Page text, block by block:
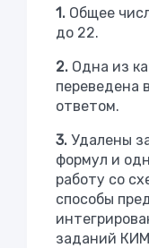
1. Общее
до 22.
2. Одна из
переведена
ответом.
3. Удалены
формул и
работу со
способы
заданий